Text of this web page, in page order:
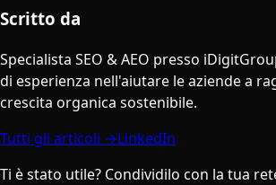
Scritto da
Specialista SEO & AEO presso
di esperienza nell'aiutare le aziende a
crescita organica sostenibile.
Tutti gli articoli →LinkedIn
Ti è stato utile? Condividilo con la tua